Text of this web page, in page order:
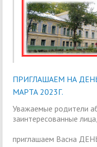
ПРИГЛАШАЕМ НА
МАРТА 2023Г.
Уважаемые родители
заинтересованные лица,
приглашаем Васна